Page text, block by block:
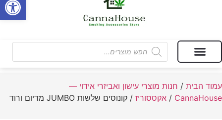
עמוד הבית / חנות מוצרי עישון ואביזרי אידוי —
CannaHouse
/ אקססוריז / קונוסים שלשות JUMBO מדיום ורוד